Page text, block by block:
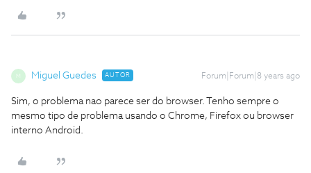
M Miguel Guedes AUTOR Forum|Forum|8 years ago
Sim, o problema nao parece ser do browser. Tenho sempre o
mesmo tipo de problema usando o Chrome, Firefox ou browser
interno Android.